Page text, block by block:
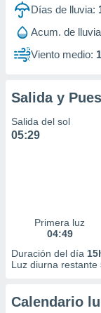
perfiles
utilizar
la
contenido
de
o a través
de
de
uso de
Días de lluvia:
Acum. de
Viento medio:
Salida y
Salida del sol
05:29
Primera luz
04:49
Duración del día
Luz diurna restante
Calendario